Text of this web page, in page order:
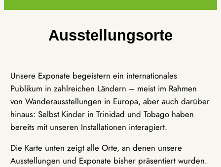
Ausstellungsorte
Unsere Exponate begeistern ein internationales
Publikum in zahlreichen Ländern – meist im Rahmen
von Wanderausstellungen in Europa, aber auch darüber
hinaus: Selbst Kinder in Trinidad und Tobago haben
bereits mit unseren Installationen interagiert.
Die Karte unten zeigt alle Orte, an denen unsere
Ausstellungen und Exponate bisher präsentiert wurden.